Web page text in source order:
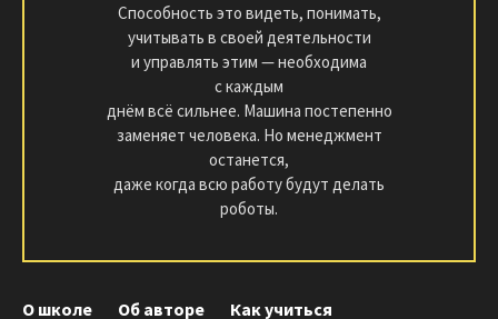
Способность это видеть, понимать,
учитывать в своей деятельности
и управлять этим — необходима
с каждым
днём всё сильнее. Машина постепенно
заменяет человека. Но менеджмент
останется,
даже когда всю работу будут делать
роботы.
О школе Об авторе
Как учиться